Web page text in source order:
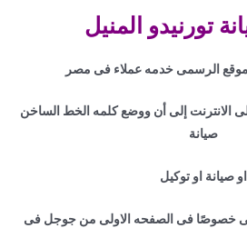
تورنيدو المنيل
موقع الرسمى خدمه عملاء فى مصر
الانترنت إلى أن ووضع كلمه الخط الساخن
صيانة
او صيانة او توكيل
خصوصًا فى الصفحه الاولى من جوجل فى